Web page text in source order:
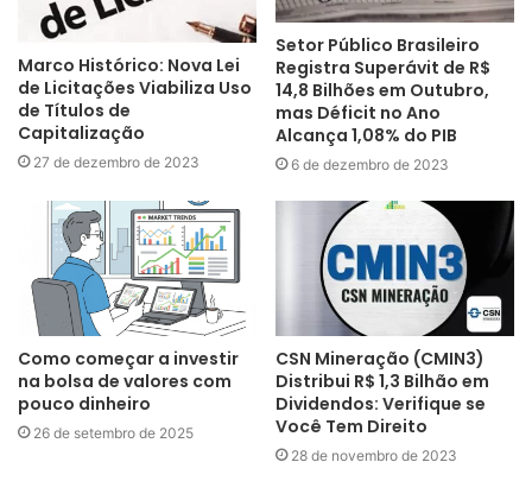
Marco Histórico: Nova Lei
de Licitações Viabiliza Uso
de Títulos de
Capitalização
27 de dezembro de 2023
Setor Público Brasileiro
Registra Superávit de R$
14,8 Bilhões em Outubro,
mas Déficit no Ano
Alcança 1,08% do PIB
6 de dezembro de 2023
Como começar a investir
na bolsa de valores com
pouco dinheiro
26 de setembro de 2025
CSN Mineração (CMIN3)
Distribui R$ 1,3 Bilhão em
Dividendos: Verifique se
Você Tem Direito
28 de novembro de 2023